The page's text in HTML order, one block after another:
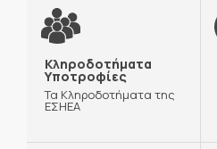
Κληροδοτήματα
Υποτροφίες
Τα Κληροδοτήματα της
ΕΣΗΕΑ